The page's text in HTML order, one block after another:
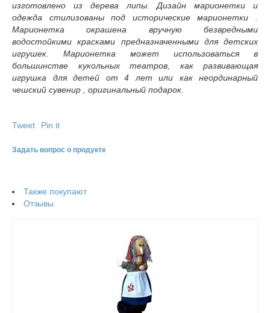
изготовлено из дерева липы. Дизайн марионетки и
одежда стилизованы под исторические марионетки .
Марионетка окрашена вручную безвредными
водостойкими красками предназначенными для детских
игрушек. Марионетка может использоваться в
большинстве кукольных театров, как развивающая
игрушка для детей от 4 лет или как неординарный
чешский сувенир , оригинальный подарок.
Tweet Pin it
Задать вопрос о продукте
Также покупают
Отзывы